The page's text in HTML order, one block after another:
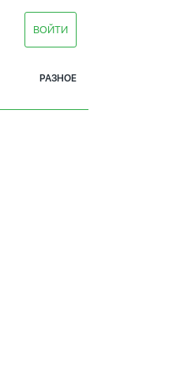
ВОЙТИ
РАЗНОЕ